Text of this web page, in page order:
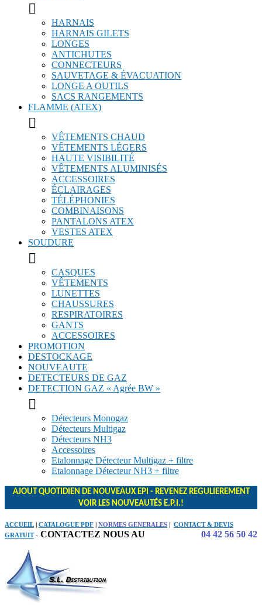

HARNAIS
HARNAIS GILETS
LONGES
ANTICHUTES
CONNECTEURS
SAUVETAGE & ÉVACUATION
LONGE A OUTILS
SACS RANGEMENTS
FLAMME (ATEX)

VÊTEMENTS CHAUD
VÊTEMENTS LÉGERS
HAUTE VISIBILITÉ
VÊTEMENTS ALUMINISÉS
ACCESSOIRES
ÉCLAIRAGES
TÉLÉPHONIES
COMBINAISONS
PANTALONS ATEX
VESTES ATEX
SOUDURE

CASQUES
VÊTEMENTS
LUNETTES
CHAUSSURES
RESPIRATOIRES
GANTS
ACCESSOIRES
PROMOTION
DESTOCKAGE
NOUVEAUTE
DETECTEURS DE GAZ
DETECTION GAZ « Agrée BW »

Détecteurs Monogaz
Détecteurs Multigaz
Détecteurs NH3
Accessoires
Etalonnage Détecteur Multigaz + filtre
Etalonnage Détecteur NH3 + filtre
AJOUT QUOTIDIEN DE NOUVEAUX EPI - REVENEZ REGULIEREMENT
VOIR LES NOUVEAUTÉS E.P.I.!
ACCUEIL | CATALOGUE PDF | NORMES GENERALES | CONTACT & DEVIS
GRATUIT- CONTACTEZ NOUS AU 04 42 56 50 42